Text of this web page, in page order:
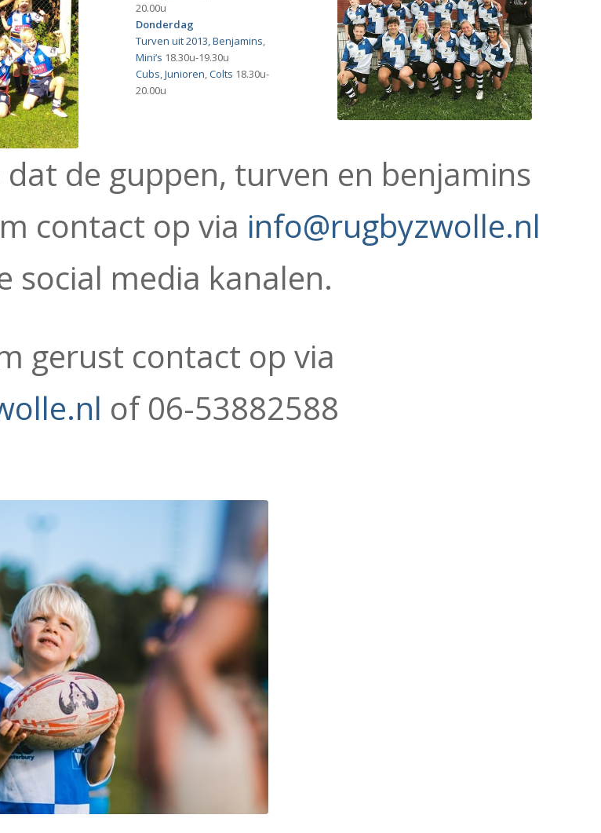
20.00u
Donderdag
Turven uit 2013, Benjamins,
Mini’s 18.30u-19.30u
Cubs,Junioren,Colts 18.30u-
20.00u
de guppen, turven en benjamins
contact op via info@rugbyzwolle.nl
social media kanalen.
gerust contact op via
of 06-53882588